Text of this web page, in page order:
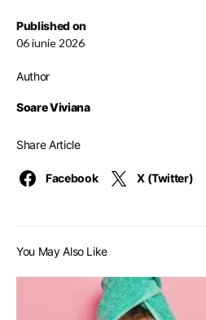
Published on
06 iunie 2026
Author
Soare Viviana
Share Article
Facebook X (Twitter)
You May Also Like